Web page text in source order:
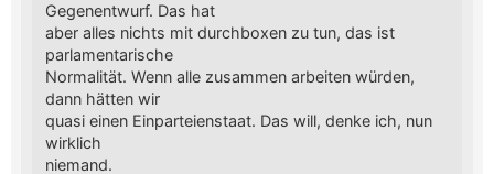
Gegenentwurf. Das hat
aber alles nichts mit durchboxen zu tun, das ist
parlamentarische
Normalität. Wenn alle zusammen arbeiten würden,
dann hätten wir
quasi einen Einparteienstaat. Das will, denke ich, nun
wirklich
niemand.